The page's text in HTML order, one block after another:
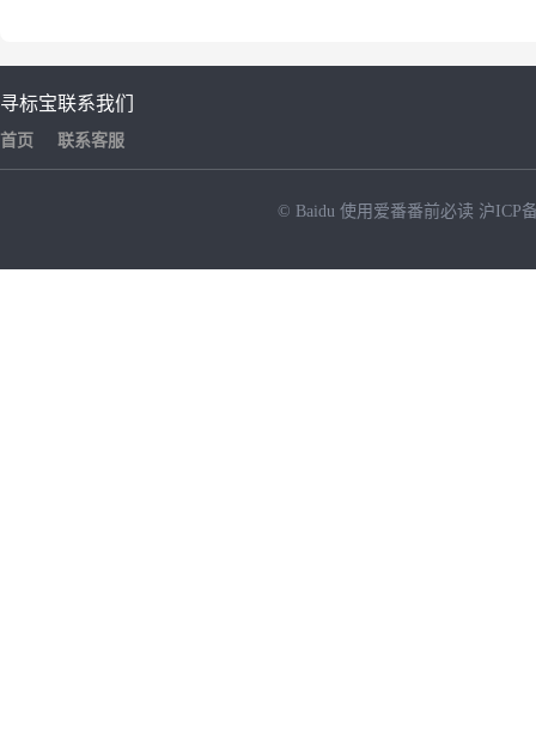
寻标宝
首页
联系我们
联系客服
© Baidu 使用爱番番前必读 沪ICP